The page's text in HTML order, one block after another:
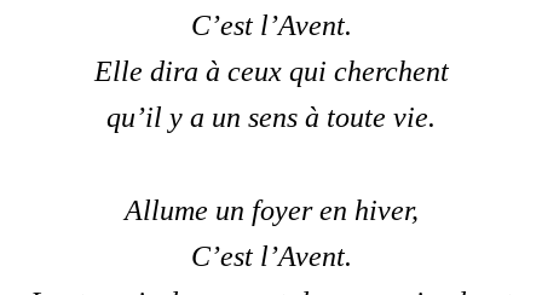
C’est l’Avent.
Elle dira à ceux qui cherchent
qu’il y a un sens à toute vie.
Allume un foyer en hiver,
C’est l’Avent.